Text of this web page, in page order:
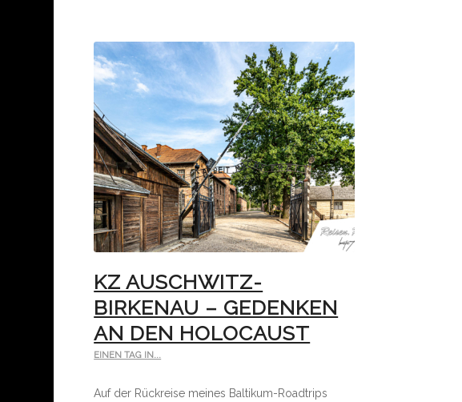
KZ AUSCHWITZ-
BIRKENAU – GEDENKEN
AN DEN HOLOCAUST
EINEN TAG IN...
Auf der Rückreise meines Baltikum-Roadtrips